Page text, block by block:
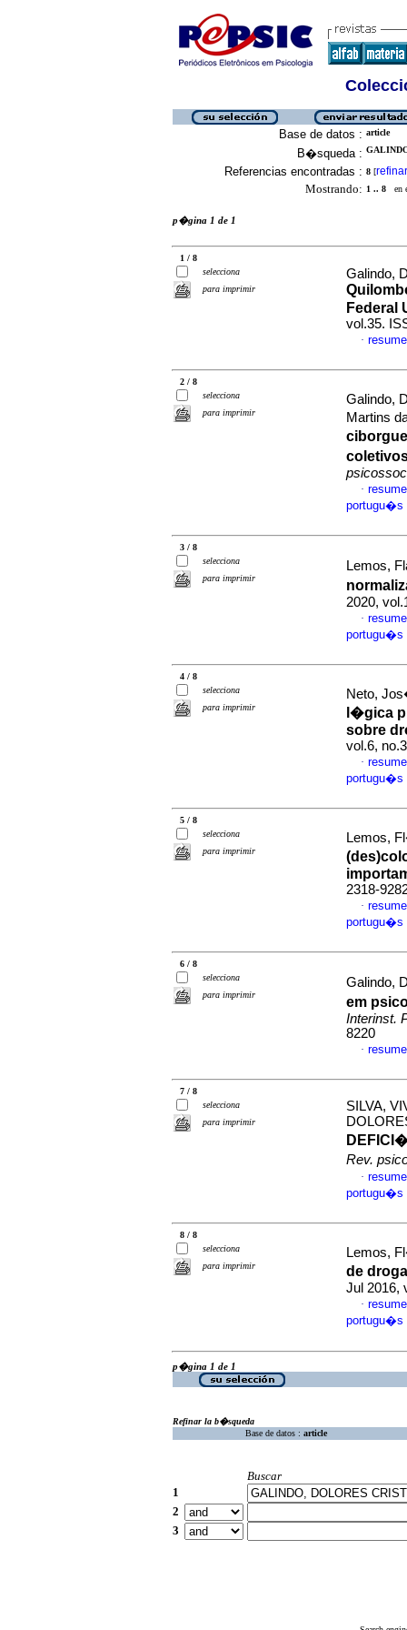
Base de datos : article
B�squeda :
Referencias encontradas : 8 [refinar
Mostrando: 1 .. 8 en
p�gina 1 de 1
1 / 8
selecciona
para imprimir
Galindo,
Federal
vol.35.
·
2 / 8
selecciona
para imprimir
Galindo,
Martins
·
portugu�s
3 / 8
selecciona
para imprimir
Lemos,
2020,
·
portugu�s
4 / 8
selecciona
para imprimir
Neto,
l�gica
sobre
vol.6,
·
portugu�s
5 / 8
selecciona
para imprimir
Lemos,
2318-
·
portugu�s
6 / 8
selecciona
para imprimir
Galindo,
em
Interinst.
8220
·
7 / 8
selecciona
para imprimir
SILVA,
Rev.
·
portugu�s
8 / 8
selecciona
para imprimir
Lemos,
de
Jul 2016,
·
portugu�s
p�gina 1 de 1
Refinar la b�squeda
Base de datos : article
Buscar
1
2
3